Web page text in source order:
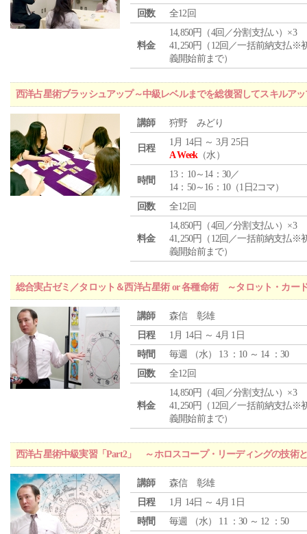
回数
全12回
料金
14,850円（4回／分割支払い）×3
41,250円（12回／一括前納支払※
義開始前まで）
西洋占星術ブラッシュアップ～中級レベルまでを総復習してスキルア
講師 狩野 みどり
日程
1月 14日 ～ 3月 25日
A Week（水）
時間
13：10～14：30／
14：50～16：10（1日2コマ）
回数
全12回
料金
14,850円（4回／分割支払い）×3
41,250円（12回／一括前納支払※
義開始前まで）
総合実占ゼミ／タロット＆西洋占星術 or 各種命術 ～タロット・カー
講師
森信 彰雄
日程
1月 14日 ～ 4月 1日
時間
毎週 （水） 13 ：10 ～ 14 ：30
回数
全12回
料金
14,850円（4回／分割支払い）×3
41,250円（12回／一括前納支払※
義開始前まで）
西洋占星術中級実習「Part2」 ～ホロスコープ・リーディングの技術
講師
森信 彰雄
日程
1月 14日 ～ 4月 1日
時間
毎週 （水） 11 ：30 ～ 12 ：50